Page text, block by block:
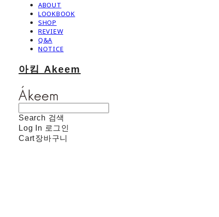
ABOUT
LOOKBOOK
SHOP
REVIEW
Q&A
NOTICE
아킴 Akeem
Search 검색
Log In 로그인
Cart장바구니